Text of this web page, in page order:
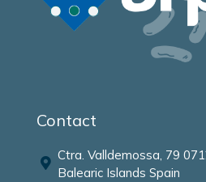
Contact
Ctra. Valldemossa, 79
Balearic Islands Spain